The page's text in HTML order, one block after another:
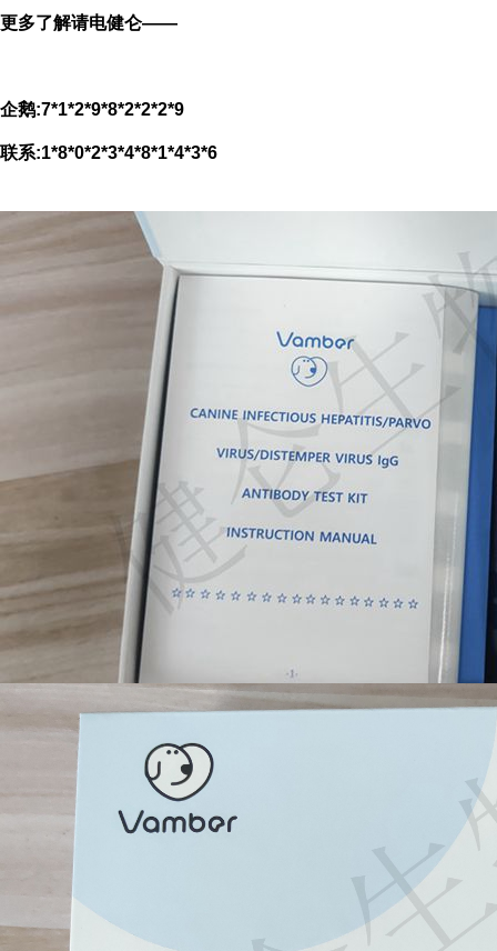
更多了解请电健仑——
企鹅:7*1*2*9*8*2*2*2*9
联系:1*8*0*2*3*4*8*1*4*3*6